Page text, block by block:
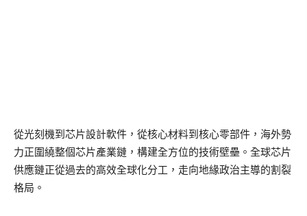
從光刻機到芯片設計軟件，從核心材料到核心零部件，海外勢
力正圍繞整個芯片產業鏈，構建全方位的技術壁壘。全球芯片
供應鏈正從過去的高效全球化分工，走向地緣政治主導的割裂
格局。